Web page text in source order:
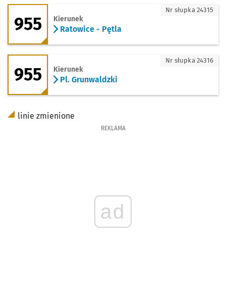
955 - kierunek Ratowice - Pętla
955 Kierunek
Ratowice - Pętla
Nr słupka 24315
955 - kierunek Pl. Grunwaldzki
955 Kierunek
Pl. Grunwaldzki
Nr słupka 24316
linie zmienione
REKLAMA
ad